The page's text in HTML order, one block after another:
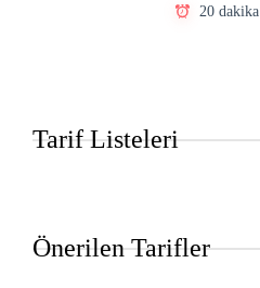
20 dakika
Tarif Listeleri
Önerilen Tarifler